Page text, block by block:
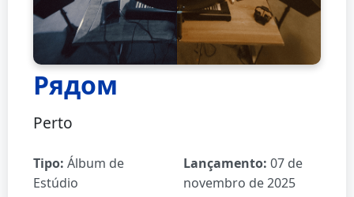
Рядом
Perto
Tipo: Álbum de
Estúdio
Lançamento: 07 de
novembro de 2025